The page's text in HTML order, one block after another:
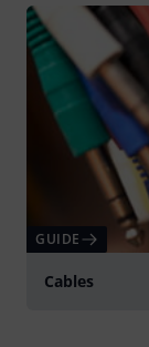
GUIDE
Cables